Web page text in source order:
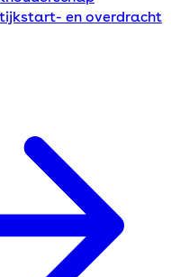
en overdracht